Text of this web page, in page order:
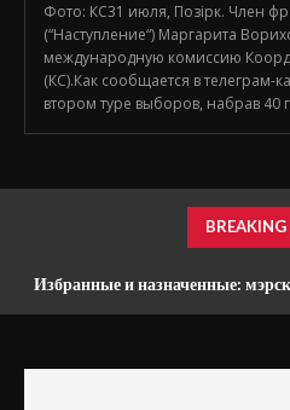
Фото: КС31 июля, Позірк. Член
(“Наступление“) Маргарита
международную комиссию
(КС).Как сообщается в телеграм-
втором туре выборов, набрав 40
BREAKING
Избранные и назначенные: